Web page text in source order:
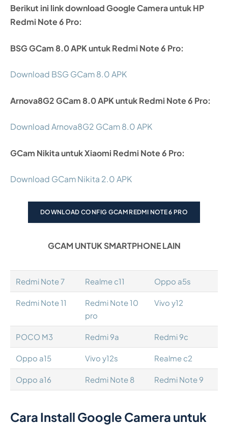
Berikut ini link download Google Camera untuk HP
Redmi Note 6 Pro:
BSG GCam 8.0 APK untuk Redmi Note 6 Pro:
Download BSG GCam 8.0 APK
Arnova8G2 GCam 8.0 APK untuk Redmi Note 6 Pro:
Download Arnova8G2 GCam 8.0 APK
GCam Nikita untuk Xiaomi Redmi Note 6 Pro:
Download GCam Nikita 2.0 APK
DOWNLOAD CONFIG GCAM REDMI NOTE 6 PRO
GCAM UNTUK SMARTPHONE LAIN
Redmi Note 7 Realme c11 Oppo a5s
Redmi Note 11
Redmi Note 10
pro
Vivo y12
POCO M3 Redmi 9a Redmi 9c
Oppo a15 Vivo y12s Realme c2
Oppo a16 Redmi Note 8 Redmi Note 9
Cara Install Google Camera untuk